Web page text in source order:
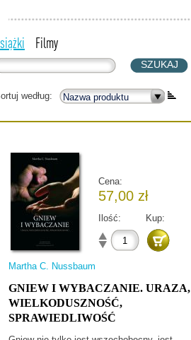
Filmy
według:
Cena:
57,00 zł
Ilość: Kup:
Martha C. Nussbaum
GNIEW I WYBACZANIE. URAZA,
WIELKODUSZNOŚĆ,
SPRAWIEDLIWOŚĆ